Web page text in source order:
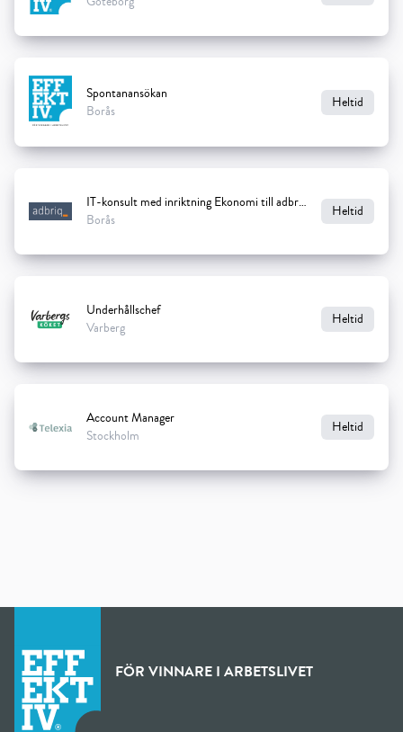
Spontanansökan
Borås
Heltid
IT-konsult med inriktning Ekonomi till adbriq
Borås
Heltid
Underhållschef
Varberg
Heltid
Account Manager
Stockholm
Heltid
FÖR VINNARE I ARBETSLIVET